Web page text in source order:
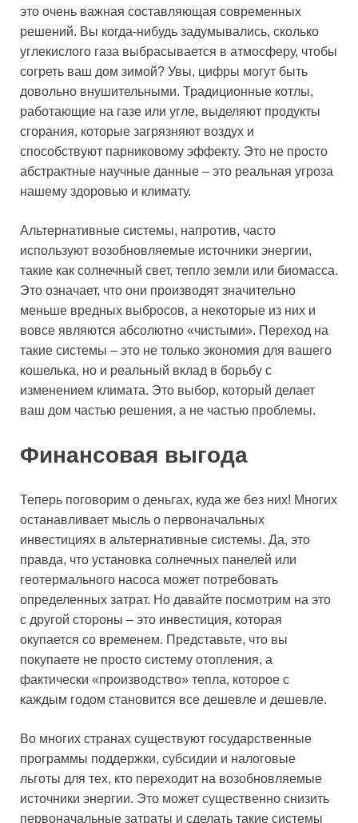
это очень важная составляющая современных
решений. Вы когда-нибудь задумывались, сколько
углекислого газа выбрасывается в атмосферу, чтобы
согреть ваш дом зимой? Увы, цифры могут быть
довольно внушительными. Традиционные котлы,
работающие на газе или угле, выделяют продукты
сгорания, которые загрязняют воздух и
способствуют парниковому эффекту. Это не просто
абстрактные научные данные – это реальная угроза
нашему здоровью и климату.
Альтернативные системы, напротив, часто
используют возобновляемые источники энергии,
такие как солнечный свет, тепло земли или биомасса.
Это означает, что они производят значительно
меньше вредных выбросов, а некоторые из них и
вовсе являются абсолютно «чистыми». Переход на
такие системы – это не только экономия для вашего
кошелька, но и реальный вклад в борьбу с
изменением климата. Это выбор, который делает
ваш дом частью решения, а не частью проблемы.
Финансовая выгода
Теперь поговорим о деньгах, куда же без них! Многих
останавливает мысль о первоначальных
инвестициях в альтернативные системы. Да, это
правда, что установка солнечных панелей или
геотермального насоса может потребовать
определенных затрат. Но давайте посмотрим на это
с другой стороны – это инвестиция, которая
окупается со временем. Представьте, что вы
покупаете не просто систему отопления, а
фактически «производство» тепла, которое с
каждым годом становится все дешевле и дешевле.
Во многих странах существуют государственные
программы поддержки, субсидии и налоговые
льготы для тех, кто переходит на возобновляемые
источники энергии. Это может существенно снизить
первоначальные затраты и сделать такие системы